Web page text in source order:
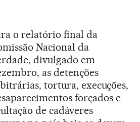
o relatório final da
Nacional da
divulgado em
as detenções
tortura, execuções,
forçados e
de cadáveres